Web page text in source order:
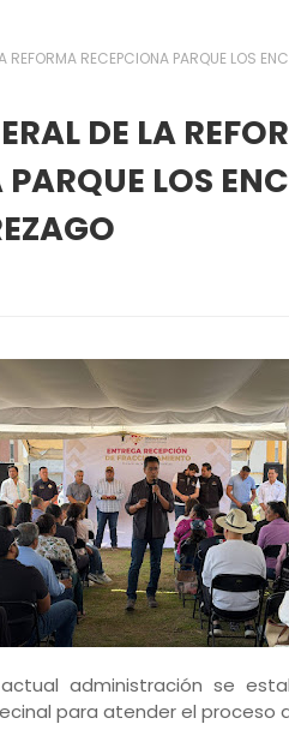
RECEPCIONA PARQUE LOS
DE LA
LOS
administración se
para atender el proceso